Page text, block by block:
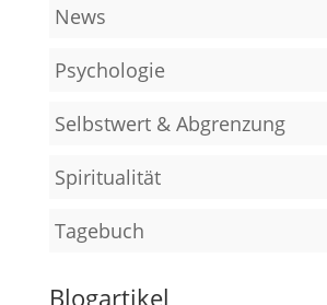
News
Psychologie
Selbstwert & Abgrenzung
Spiritualität
Tagebuch
Blogartikel